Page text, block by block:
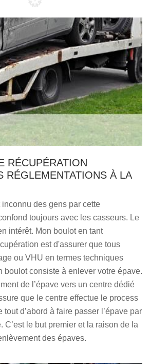
RÉCUPÉRATION
RÉGLEMENTATIONS À LA
inconnu des gens par cette
toujours avec les casseurs. Le
intérêt. Mon boulot en tant
est d'assurer que tous
ou VHU en termes techniques
boulot consiste à enlever votre épave.
de l’épave vers un centre dédié
que le centre effectue le process
d’abord à faire passer l’épave par
C’est le but premier et la raison de la
des épaves.